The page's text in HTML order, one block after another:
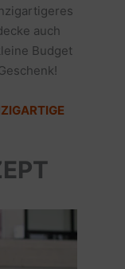
auch
Budget